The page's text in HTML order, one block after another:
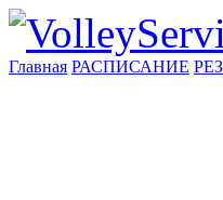
Главная РАСПИСАНИЕ